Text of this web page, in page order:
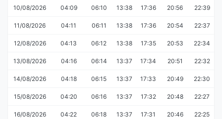
10/08/2026 04:09 06:10 13:38 17:36 20:56 22:39
11/08/2026 04:11 06:11 13:38 17:36 20:54 22:37
12/08/2026 04:13 06:12 13:38 17:35 20:53 22:34
13/08/2026 04:16 06:14 13:37 17:34 20:51 22:32
14/08/2026 04:18 06:15 13:37 17:33 20:49 22:30
15/08/2026 04:20 06:16 13:37 17:32 20:48 22:27
16/08/2026 04:22 06:18 13:37 17:31 20:46 22:25